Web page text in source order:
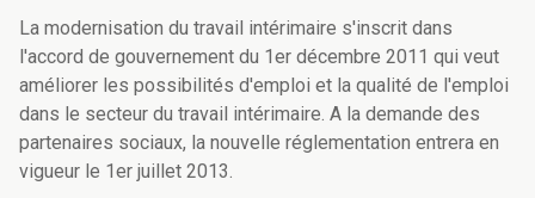
La modernisation du travail intérimaire s'inscrit dans
l'accord de gouvernement du 1er décembre 2011 qui veut
améliorer les possibilités d'emploi et la qualité de l'emploi
dans le secteur du travail intérimaire. A la demande des
partenaires sociaux, la nouvelle réglementation entrera en
vigueur le 1er juillet 2013.